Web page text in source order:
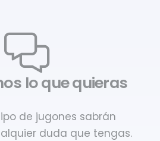
lo que quieras
de jugones sabrán
duda que tengas.